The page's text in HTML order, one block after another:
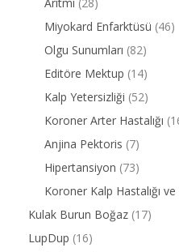
Miyokard Enfarktüsü (46)
Olgu Sunumları (82)
Editöre Mektup (14)
Kalp Yetersizliği (52)
Koroner Arter Hastalığı
Anjina Pektoris (7)
Hipertansiyon (73)
Koroner Kalp Hastalığı
Kulak Burun Boğaz (17)
LupDup (16)